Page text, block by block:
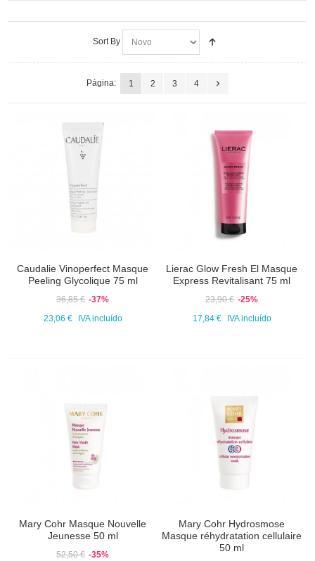
Sort By
Página: 1 2 3 4
Caudalie Vinoperfect Masque
Peeling Glycolique 75 ml
36,85 € -37%
23,06 €
IVA incluído
Lierac Glow Fresh El Masque
Express Revitalisant 75 ml
23,90 € -25%
17,84 €
IVA incluído
Mary Cohr Masque Nouvelle
Jeunesse 50 ml
52,50 € -35%
Mary Cohr Hydrosmose
Masque réhydratation cellulaire
50 ml